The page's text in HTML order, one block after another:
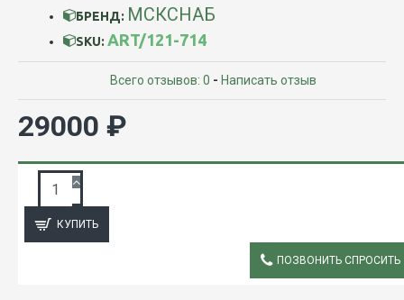
БРЕНД: МСКСНАБ
SKU: ART/121-714
Всего отзывов: 0 - Написать отзыв
29000 ₽
КУПИТЬ
ПОЗВОНИТЬ СПРОСИТЬ